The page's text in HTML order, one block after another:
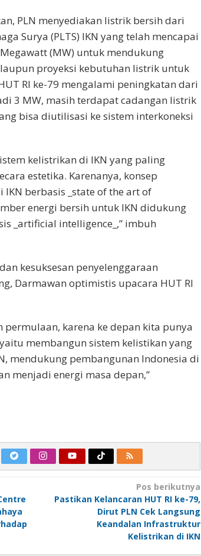
PLN menyediakan listrik bersih dari
Surya (PLTS) IKN yang telah mencapai
(MW) untuk mendukung
proyeksi kebutuhan listrik untuk
RI ke-79 mengalami peningkatan dari
3 MW, masih terdapat cadangan listrik
bisa diutilisasi ke sistem interkoneksi
kelistrikan di IKN yang paling
estetika. Karenanya, konsep
berbasis _state of the art of
energi bersih untuk IKN didukung
_artificial intelligence_,” imbuh
kesuksesan penyelenggaraan
Darmawan optimistis upacara HUT RI
permulaan, karena ke depan kita punya
membangun sistem kelistikan yang
mendukung pembangunan Indonesia di
menjadi energi masa depan,”
Pos berikutnya
Pastikan Kelancaran HUT RI ke-79,
Dirut PLN Cek Langsung
Keandalan Infrastruktur
Kelistrikan di IKN